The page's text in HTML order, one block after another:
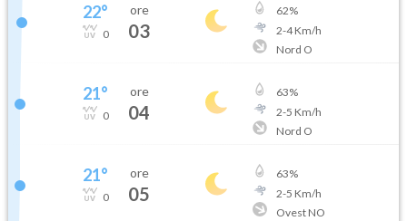
22°
0
ore
03
62%
2-4Km/h
Nord O
21°
0
ore
04
63%
2-5 Km/h
Nord O
21°
0
ore
05
63%
2-5 Km/h
Ovest NO